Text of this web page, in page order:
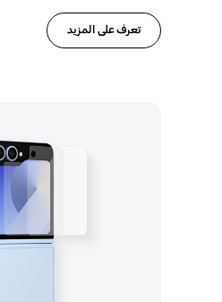
تعرف على المزيد